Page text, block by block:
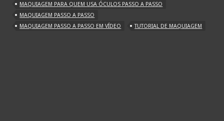
MAQUIAGEM PARA QUEM USA ÓCULOS PASSO A PASSO
MAQUIAGEM PASSO A PASSO
MAQUIAGEM PASSO A PASSO EM VÍDEO
TUTORIAL DE MAQUIAGEM